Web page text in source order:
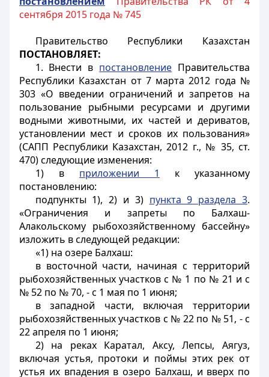
сентября 2015 года № 745
Правительство Республики Казахстан
ПОСТАНОВЛЯЕТ:
1. Внести в постановление Правительства
Республики Казахстан от 7 марта 2012 года №
303 «О введении ограничений и запретов на
пользование рыбными ресурсами и другими
водными животными, их частей и дериватов,
установлении мест и сроков их пользования»
(САПП Республики Казахстан, 2012 г., № 35, ст.
470) следующие изменения:
1) в приложении 1
к указанному
постановлению:
подпункты 1), 2) и 3) пункта 9 раздела 3.
«Ограничения и запреты по Балхаш-
Алакольскому рыбохозяйственному бассейну»
изложить в следующей редакции:
«1) на озере Балхаш:
в восточной части, начиная с территорий
рыбохозяйственных участков с № 1 по № 21 и с
№ 52 по № 70, - с 1 мая по 1 июня;
в западной части, включая территории
рыбохозяйственных участков с № 22 по № 51, - с
22 апреля по 1 июня;
2) на реках Каратал, Аксу, Лепсы, Аягуз,
включая устья, протоки и поймы этих рек от
устья их впадения в озеро Балхаш, и вверх по